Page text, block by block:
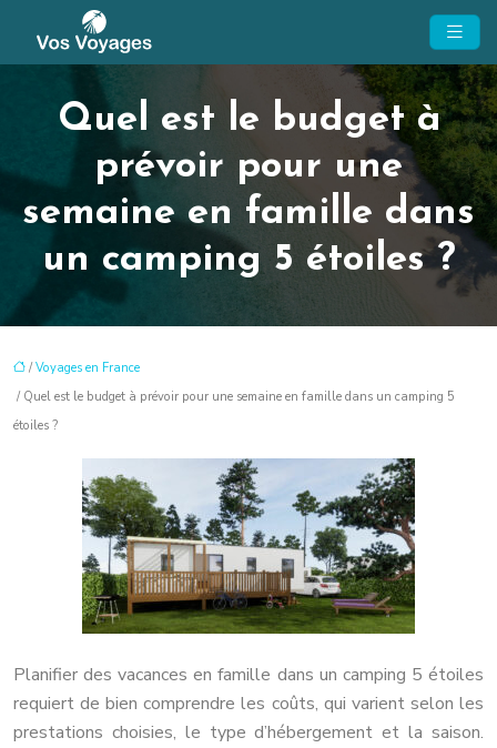
Quel est le budget à
prévoir pour une
semaine en famille dans
un camping 5 étoiles ?
/Voyages en France
/ Quel est le budget à prévoir pour une semaine en famille dans un camping 5
étoiles ?
Planifier des vacances en famille dans un camping 5 étoiles
requiert de bien comprendre les coûts, qui varient selon les
prestations choisies, le type d’hébergement et la saison.